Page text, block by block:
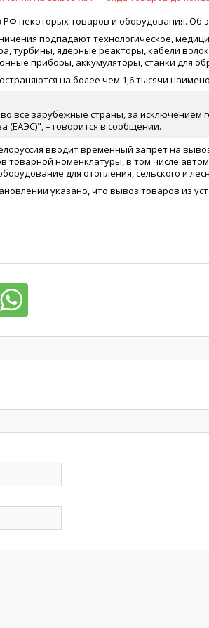
некоторых товаров и оборудования. Об
подпадают технологическое,
турбины, ядерные реакторы, кабели
приборы, аккумуляторы, станки для
на более чем 1,6 тысячи
все зарубежные страны, за исключением
(ЕАЭС)", – говорится в сообщении.
вводит временный запрет на
товарной номенклатуры, в том числе
для отопления, сельского и
указано, что вывоз товаров из